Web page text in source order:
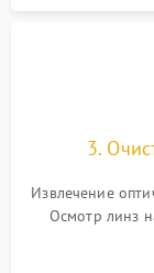
3.
Извлечение
Осмотр линз
покрытия или